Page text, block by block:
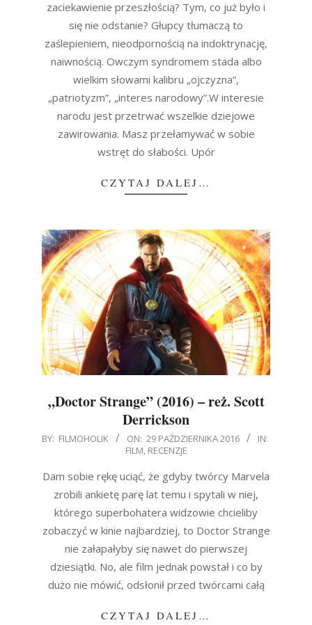
zaciekawienie przeszłością? Tym, co już było i
się nie odstanie? Głupcy tłumaczą to
zaślepieniem, nieodpornością na indoktrynację,
naiwnością. Owczym syndromem stada albo
wielkim słowami kalibru „ojczyzna”,
„patriotyzm”, „interes narodowy”.W interesie
narodu jest przetrwać wszelkie dziejowe
zawirowania. Masz przełamywać w sobie
wstręt do słabości. Upór
CZYTAJ DALEJ…
„Doctor Strange” (2016) – reż. Scott
Derrickson
2016-
29
BY: FILMOHOLIK ON: 29 PAŹDZIERNIKA 2016
IN:
FILM, RECENZJE
Dam sobie rękę uciąć, że gdyby twórcy Marvela
zrobili ankietę parę lat temu i spytali w niej,
którego superbohatera widzowie chcieliby
zobaczyć w kinie najbardziej, to Doctor Strange
nie załapałyby się nawet do pierwszej
dziesiątki. No, ale film jednak powstał i co by
dużo nie mówić, odsłonił przed twórcami całą
CZYTAJ DALEJ…